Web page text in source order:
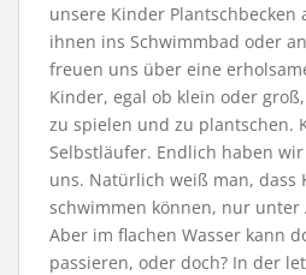
unsere Kinder
ihnen ins Schwimmbad oder
freuen uns über eine
Kinder, egal ob klein oder
zu spielen und zu plantschen.
Selbstläufer. Endlich haben
uns. Natürlich weiß man, dass
schwimmen können, nur unter
Aber im flachen Wasser kann
passieren, oder doch? In der